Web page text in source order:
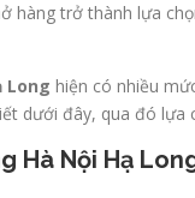
hàng trở thành lựa
Long hiện có nhiều
dưới đây, qua đó lựa
Hà Nội Hạ